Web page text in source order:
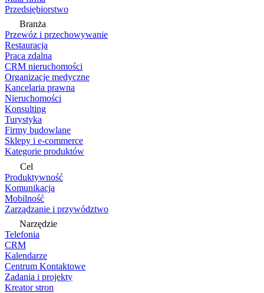
Przedsiębiorstwo
Branża
Przewóz i przechowywanie
Restauracja
Praca zdalna
CRM nieruchomości
Organizacje medyczne
Kancelaria prawna
Nieruchomości
Konsulting
Turystyka
Firmy budowlane
Sklepy i e-commerce
Kategorie produktów
Cel
Produktywność
Komunikacja
Mobilność
Zarządzanie i przywództwo
Narzędzie
Telefonia
CRM
Kalendarze
Centrum Kontaktowe
Zadania i projekty
Kreator stron